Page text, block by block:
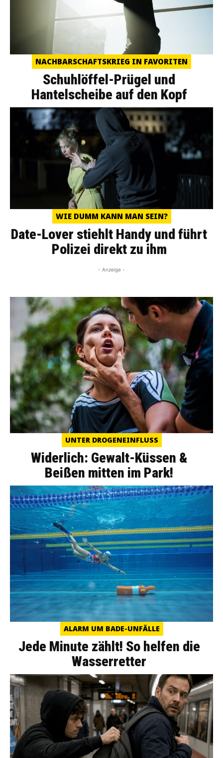
NACHBARSCHAFTSKRIEG IN FAVORITEN
Schuhlöffel-Prügel und
Hantelscheibe auf den Kopf
WIE DUMM KANN MAN SEIN?
Date-Lover stiehlt Handy und führt
Polizei direkt zu ihm
- Anzeige -
UNTER DROGENEINFLUSS
Widerlich: Gewalt-Küssen &
Beißen mitten im Park!
ALARM UM BADE-UNFÄLLE
Jede Minute zählt! So helfen die
Wasserretter